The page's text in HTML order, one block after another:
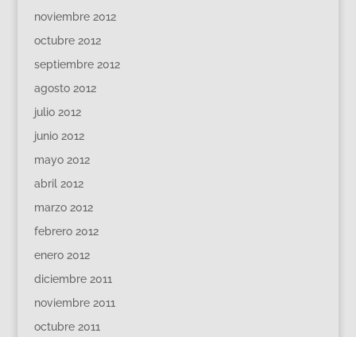
noviembre 2012
octubre 2012
septiembre 2012
agosto 2012
julio 2012
junio 2012
mayo 2012
abril 2012
marzo 2012
febrero 2012
enero 2012
diciembre 2011
noviembre 2011
octubre 2011